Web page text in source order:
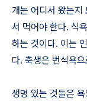
개는 어디서 왔는지
서 먹어야 한다. 식
하는 것이다. 이는
다. 축생은 번식욕
생명 있는 것들은